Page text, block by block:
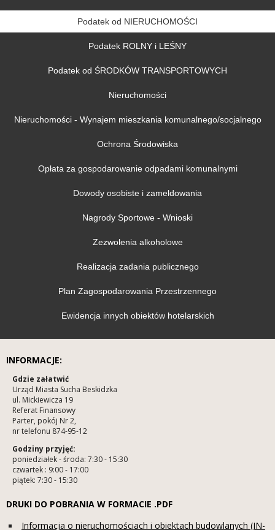
Podatek od NIERUCHOMOŚCI
Podatek ROLNY i LEŚNY
Podatek od ŚRODKÓW TRANSPORTOWYCH
Nieruchomości
Nieruchomości - Wynajem mieszkania komunalnego/socjalnego
Ochrona Środowiska
Opłata za gospodarowanie odpadami komunalnymi
Dowody osobiste i zameldowania
Nagrody Sportowe - Wnioski
Zezwolenia alkoholowe
Realizacja zadania publicznego
Plan Zagospodarowania Przestrzennego
Ewidencja innych obiektów hotelarskich
INFORMACJE:
Gdzie załatwić
Urząd Miasta Sucha Beskidzka
ul. Mickiewicza 19
Referat Finansowy
Parter, pokój Nr 2,
nr telefonu 874-95-12
Godziny przyjęć:
poniedziałek - środa: 7:30 - 15:30
czwartek : 9:00 - 17:00
piątek: 7:30 - 15:30
DRUKI DO POBRANIA W FORMACIE .PDF
Informacja o nieruchomościach i obiektach budowlanych (IN-